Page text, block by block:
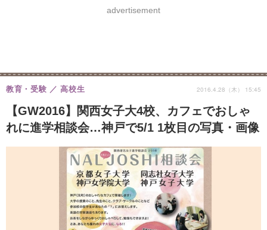
8月開催学校説明会・相談会
advertisement
【GW2016】関西女子大4校、カフェでおしゃ
れに進学相談会…神戸で5/1 1枚目の写真・画像
教育・受験 高校生 2016.4.28（木） 15:45